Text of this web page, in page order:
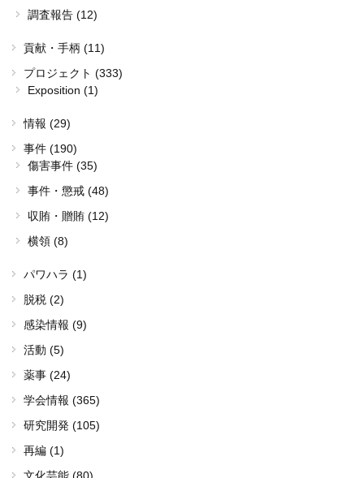
調査報告 (12)
貢献・手柄 (11)
プロジェクト (333)
Exposition (1)
情報 (29)
事件 (190)
傷害事件 (35)
事件・懲戒 (48)
収賄・贈賄 (12)
横領 (8)
パワハラ (1)
脱税 (2)
感染情報 (9)
活動 (5)
薬事 (24)
学会情報 (365)
研究開発 (105)
再編 (1)